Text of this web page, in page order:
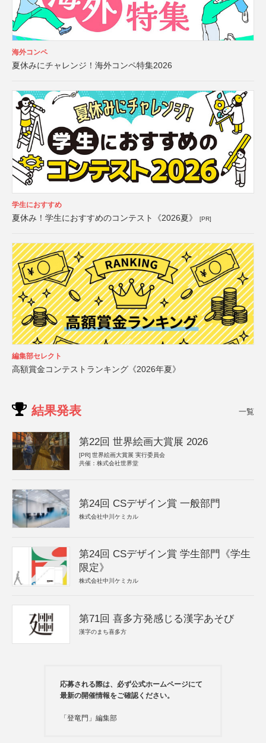
海外コンペ
夏休みにチャレンジ！海外コンペ特集2026
学生におすすめ
夏休み！学生におすすめのコンテスト《2026夏》 [PR]
編集部セレクト
高額賞金コンテストランキング《2026年夏》
結果発表 一覧
第22回 世界絵画大賞展 2026
[PR] 世界絵画大賞展 実行委員会
共催：株式会社世界堂
第24回 CSデザイン賞 一般部門
株式会社中川ケミカル
第24回 CSデザイン賞 学生部門《学生
限定》
株式会社中川ケミカル
第71回 喜多方発感じる漢字あそび
漢字のまち喜多方
応募される際は、必ず公式ホームページにて
最新の開催情報をご確認ください。
「登竜門」編集部